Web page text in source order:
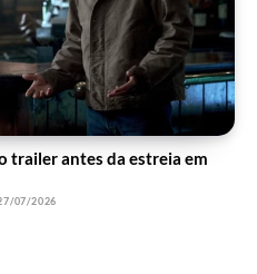
trailer antes da estreia em
07/2026